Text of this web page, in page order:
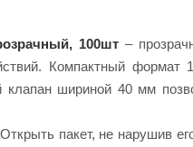
100шт –
Компактный
шириной 40 мм
пакет, не нарушив